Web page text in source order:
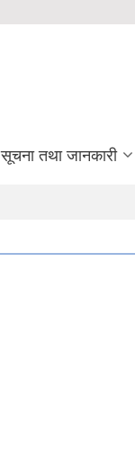
सूचना तथा जानकारी